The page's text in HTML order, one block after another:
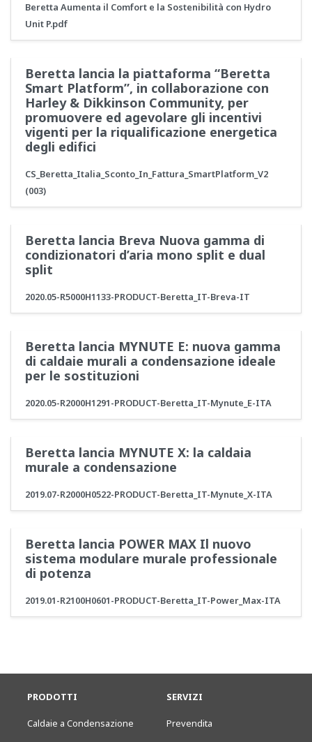
Beretta Aumenta il Comfort e la Sostenibilità con Hydro
Unit P.pdf
Beretta lancia la piattaforma “Beretta
Smart Platform”, in collaborazione con
Harley & Dikkinson Community, per
promuovere ed agevolare gli incentivi
vigenti per la riqualificazione energetica
degli edifici
CS_Beretta_Italia_Sconto_In_Fattura_SmartPlatform_V2
(003)
Beretta lancia Breva Nuova gamma di
condizionatori d’aria mono split e dual
split
2020.05-R5000H1133-PRODUCT-Beretta_IT-Breva-IT
Beretta lancia MYNUTE E: nuova gamma
di caldaie murali a condensazione ideale
per le sostituzioni
2020.05-R2000H1291-PRODUCT-Beretta_IT-Mynute_E-ITA
Beretta lancia MYNUTE X: la caldaia
murale a condensazione
2019.07-R2000H0522-PRODUCT-Beretta_IT-Mynute_X-ITA
Beretta lancia POWER MAX Il nuovo
sistema modulare murale professionale
di potenza
2019.01-R2100H0601-PRODUCT-Beretta_IT-Power_Max-ITA
PRODOTTI
Caldaie a Condensazione
SERVIZI
Prevendita